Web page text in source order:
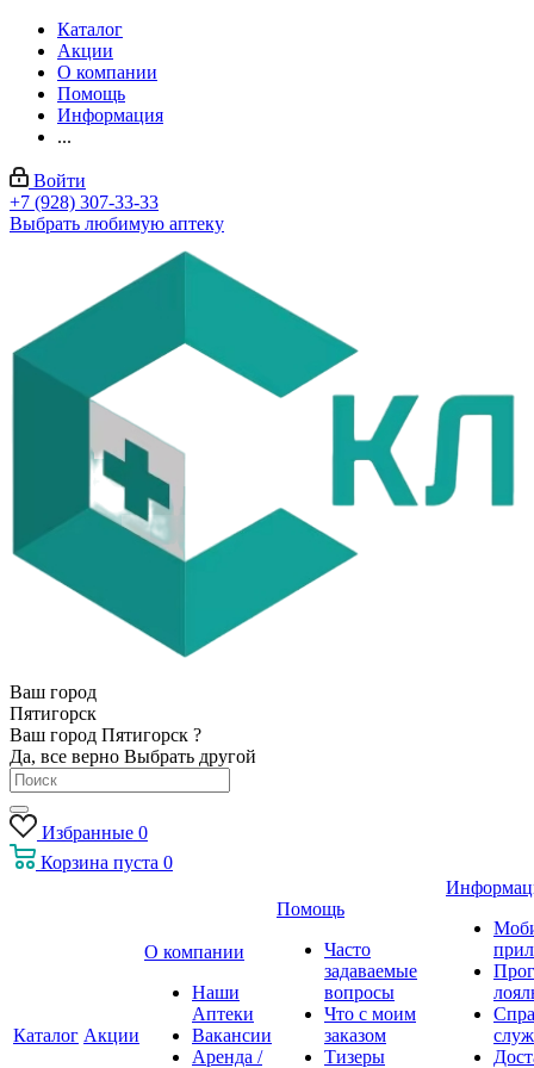
Каталог
Акции
О компании
Помощь
Информация
...
Войти
+7 (928) 307-33-33
Выбрать любимую аптеку
Ваш город
Пятигорск
Ваш город Пятигорск ?
Да, все верно Выбрать другой
Избранные 0
Корзина пуста 0
Каталог Акции
О компании
Наши
Аптеки
Вакансии
Аренда /
Помощь
Часто
задаваемые
вопросы
Что с моим
заказом
Тизеры